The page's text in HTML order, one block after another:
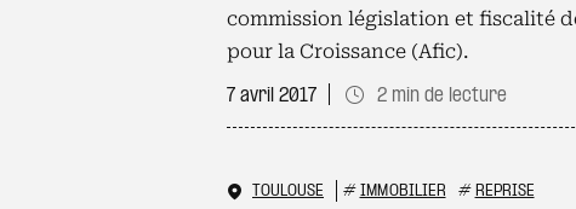
commission législation et fiscalité
pour la Croissance (Afic).
7 avril 2017 2 min de lecture
TOULOUSE # IMMOBILIER # REPRISE